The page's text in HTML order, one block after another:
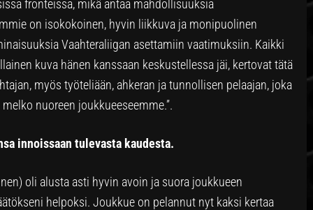
fronteissa, mikä antaa mahdollisuuksia
on isokokoinen, hyvin liikkuva ja monipuolinen
Vaahteraliigan asettamiin vaatimuksiin. Kaikki
kuva hänen kanssaan keskustellessa jäi, kertovat tätä
myös työteliään, ahkeran ja tunnollisen pelaajan, joka
nuoreen joukkueeseemme.”.
innoissaan tulevasta kaudesta.
oli alusta asti hyvin avoin ja suora joukkueen
helpoksi. Joukkue on pelannut nyt kaksi kertaa